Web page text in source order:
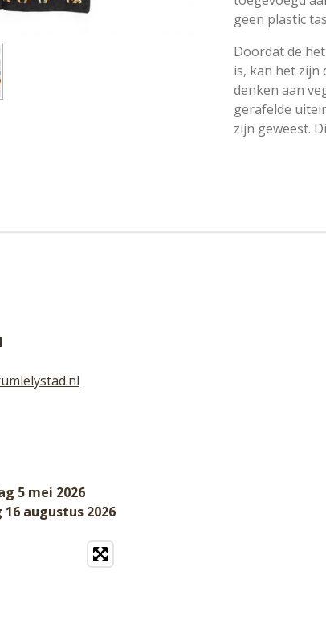
geen plastic
Doordat de
is, kan het zijn
denken aan
gerafelde
zijn geweest.
5 mei 2026
augustus 2026